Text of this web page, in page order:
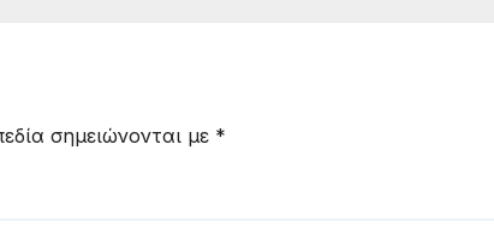
σημειώνονται με *